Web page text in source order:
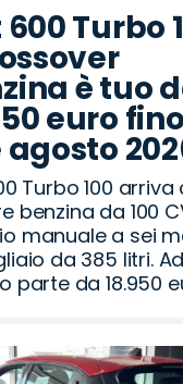
Turbo
è tuo
euro
Turbo 100 arriva
benzina da 100
manuale a sei
da 385 litri. Ad
parte da 18.950